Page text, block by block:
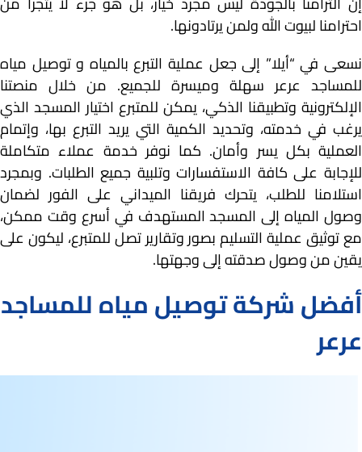
احترامنا لبيوت الله ولمن يرتادونها.
نسعى في “أيلا” إلى جعل عملية التبرع بالمياه و توصيل مياه
للمساجد عرعر سهلة وميسرة للجميع. من خلال منصتنا
الإلكترونية وتطبيقنا الذكي، يمكن للمتبرع اختيار المسجد الذي
يرغب في خدمته، وتحديد الكمية التي يريد التبرع بها، وإتمام
العملية بكل يسر وأمان. كما نوفر خدمة عملاء متكاملة
للإجابة على كافة الاستفسارات وتلبية جميع الطلبات. وبمجرد
استلامنا للطلب، يتحرك فريقنا الميداني على الفور لضمان
وصول المياه إلى المسجد المستهدف في أسرع وقت ممكن،
مع توثيق عملية التسليم بصور وتقارير تصل للمتبرع، ليكون على
يقين من وصول صدقته إلى وجهتها.
أفضل شركةتوصيل مياه للمساجد
عرعر